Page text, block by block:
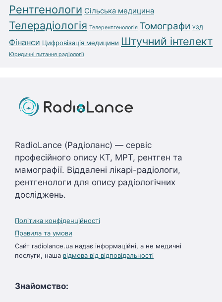
Рентгенологи Сільська медицина
Телерадіологія Телерентгенологія Томографи УЗД
Фінанси Цифровізація медицини Штучний інтелект
Юридичні питання радіології
RadioLance (Радіоланс) — сервіс
професійного опису КТ, МРТ, рентген та
мамографії. Віддалені лікарі-радіологи,
рентгенологи для опису радіологічних
досліджень.
Політика конфіденційності
Правила та умови
Сайт radiolance.ua надає інформаційні, а не медичні
послуги, наша відмова від відповідальності
Знайомство: